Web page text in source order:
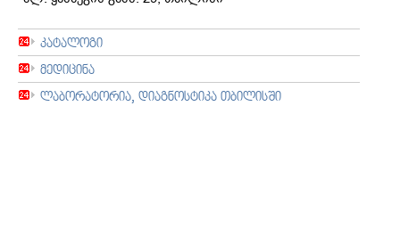
კატალოგი
მედიცინა
ლაბორატორია, დიაგნოსტიკა თბილისში